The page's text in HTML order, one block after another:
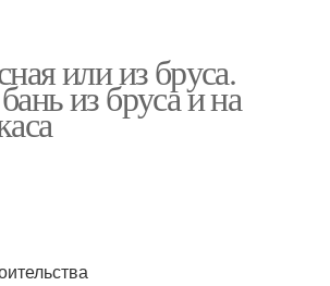
или из бруса.
из бруса и на